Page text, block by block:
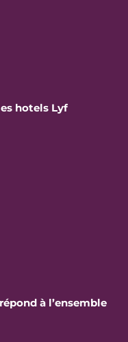
hotels Lyf
à l’ensemble